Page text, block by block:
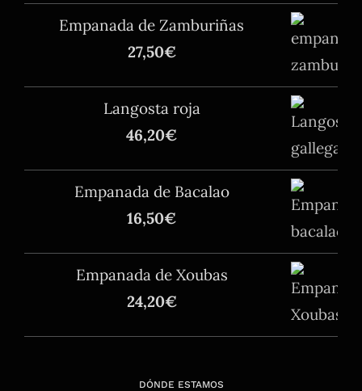
Empanada de Zamburiñas
27,50€
Langosta roja
46,20€
Empanada de Bacalao
16,50€
Empanada de Xoubas
24,20€
DÓNDE ESTAMOS